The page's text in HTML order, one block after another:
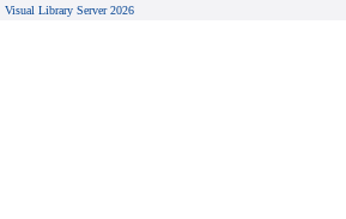
Visual Library Server 2026